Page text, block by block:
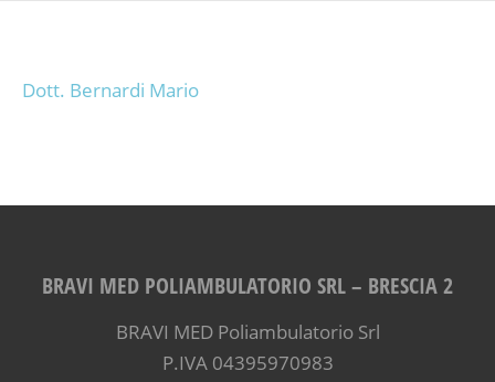
Dott. Bernardi Mario
BRAVI MED POLIAMBULATORIO SRL – BRESCIA 2
BRAVI MED Poliambulatorio Srl
P.IVA 04395970983